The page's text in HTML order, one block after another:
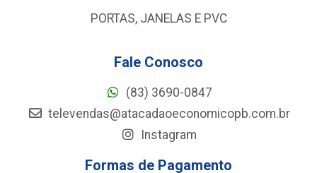
PORTAS, JANELAS E PVC
Fale Conosco
(83) 3690-0847
televendas@atacadaoeconomicopb.com.br
Instagram
Formas de Pagamento